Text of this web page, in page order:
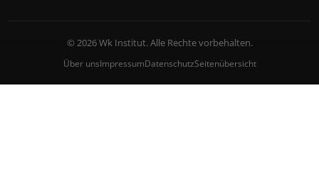
© 2026 Wk Institut. Alle Rechte vorbehalten.
Über unsImpressumDatenschutzSeitenübersicht